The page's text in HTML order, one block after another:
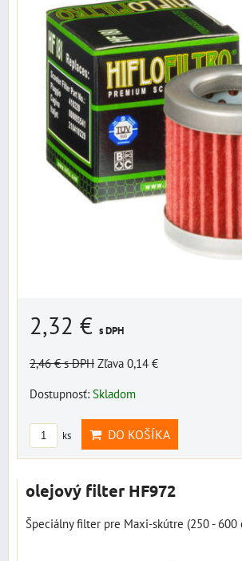
2,32 € s DPH
2,46 €s DPH Zľava 0,14 €
Dostupnosť: Skladom
ks DO KOŠÍKA
olejový filter HF972
Špeciálny filter pre Maxi-skútre (250 - 600